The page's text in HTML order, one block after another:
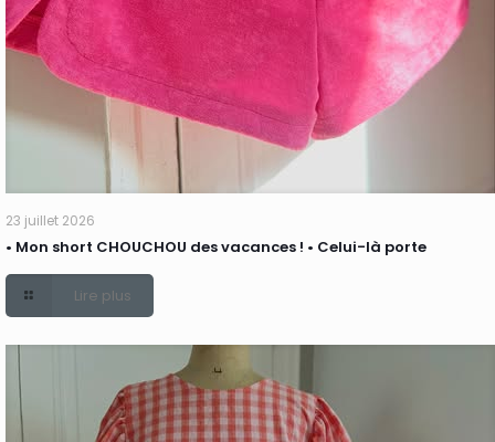
23 juillet 2026
• Mon short CHOUCHOU des vacances ! • Celui-là porte
Lire plus